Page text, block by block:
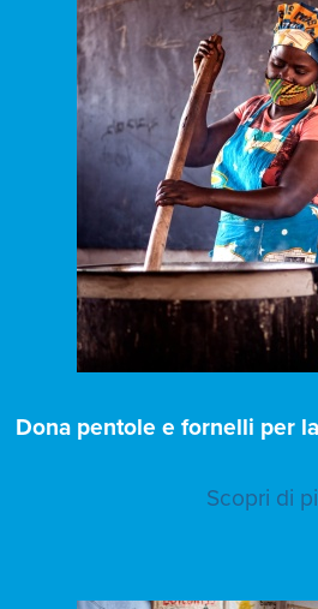
Dona pentole e fornelli per
Scopri di